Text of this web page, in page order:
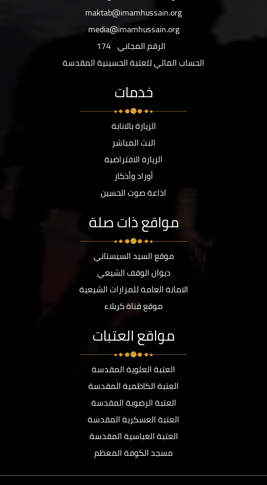
maktab@imamhussain.org
media@imamhussain.org
الرقم المجاني 174
الحساب المالي للعتبة الحسينية المقدسة
خدمات
الزيارة بالانابة
البث المباشر
الزيارة الافتراضية
أوراد وأذكار
اذاعة صوت الحسين
مواقع ذات صلة
موقع السيد السيستاني
ديوان الوقف الشيعي
الامانة العامة للمزارات الشيعية
موقع قناة كربلاء
مواقع العتبات
العتبة العلوية المقدسة
العتبة الكاظمية المقدسة
العتبة الرضوية المقدسة
العتبة العسكرية المقدسة
العتبة العباسية المقدسة
مسجد الكوفة المعظم